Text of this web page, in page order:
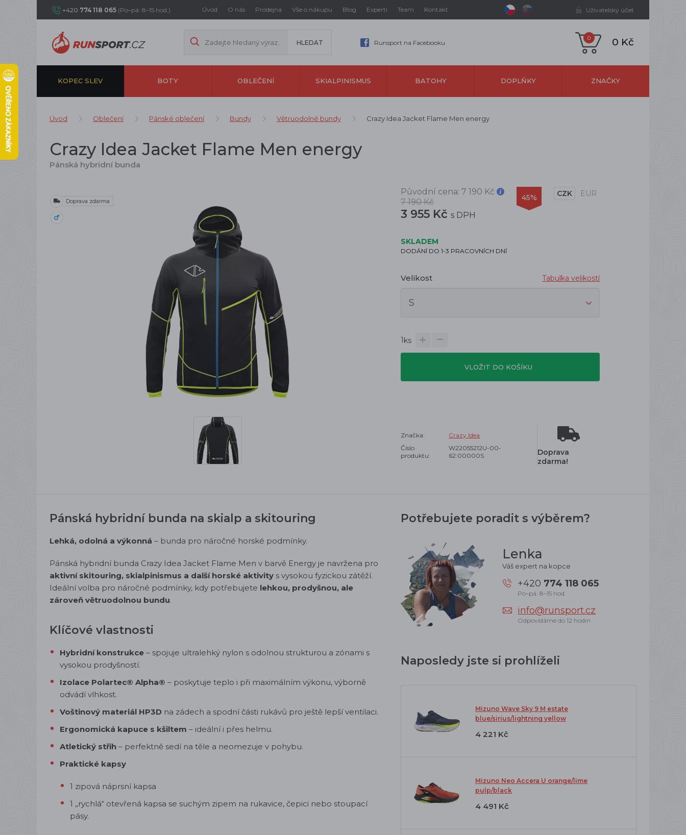
+420 774 118 065 (Po–pá: 8–15 hod.) Úvod O nás Prodejna Vše o nákupu Blog Experti Team Kontakt Uživatelský účet
Runsport na Facebooku
0 0 Kč
KOPEC SLEV BOTY OBLEČENÍ SKIALPINISMUS BATOHY DOPLŇKY ZNAČKY
Úvod Oblečení Pánské oblečení Bundy Větruodolné bundy Crazy Idea Jacket Flame Men energy
Crazy Idea Jacket Flame Men energy
Pánská hybridní bunda
Doprava zdarma
Původní cena: 7 190 Kč
7 190 Kč
3 955 Kč s DPH
45% CZK EUR
SKLADEM
DODÁNÍ DO 1-3 PRACOVNÍCH DNÍ
Velikost Tabulka velikostí
1ks
VLOŽIT DO KOŠÍKU
Značka:
Crazy Idea
Číslo
produktu:
W22055212U-00-
62:00000S
Doprava
zdarma!
Pánská hybridní bunda na skialp a skitouring
Lehká, odolná a výkonná – bunda pro náročné horské podmínky.
Pánská hybridní bunda Crazy Idea Jacket Flame Men v barvě Energy je navržena pro
aktivní skitouring, skialpinismus a další horské aktivity s vysokou fyzickou zátěží.
Ideální volba pro náročné podmínky, kdy potřebujete lehkou, prodyšnou, ale
zároveň větruodolnou bundu.
Klíčové vlastnosti
Hybridní konstrukce – spojuje ultralehký nylon s odolnou strukturou a zónami s
vysokou prodyšností.
Izolace Polartec® Alpha® – poskytuje teplo i při maximálním výkonu, výborně
odvádí vlhkost.
Voštinový materiál HP3D na zádech a spodní části rukávů pro ještě lepší ventilaci.
Ergonomická kapuce s kšiltem – ideální i přes helmu.
Atletický střih – perfektně sedí na těle a neomezuje v pohybu.
Praktické kapsy
1 zipová náprsní kapsa
1 „rychlá“ otevřená kapsa se suchým zipem na rukavice, čepici nebo stoupací
pásy.
Potřebujete poradit s výběrem?
Lenka
Váš expert na kopce
+420 774 118 065
Po–pá: 8–15 hod.
info@runsport.cz
Odpovídáme do 12 hodin
Naposledy jste si prohlíželi
Mizuno Wave Sky 9 M estate
blue/sirius/lightning yellow
4 221 Kč
Mizuno Neo Accera U orange/lime
pulp/black
4 491 Kč